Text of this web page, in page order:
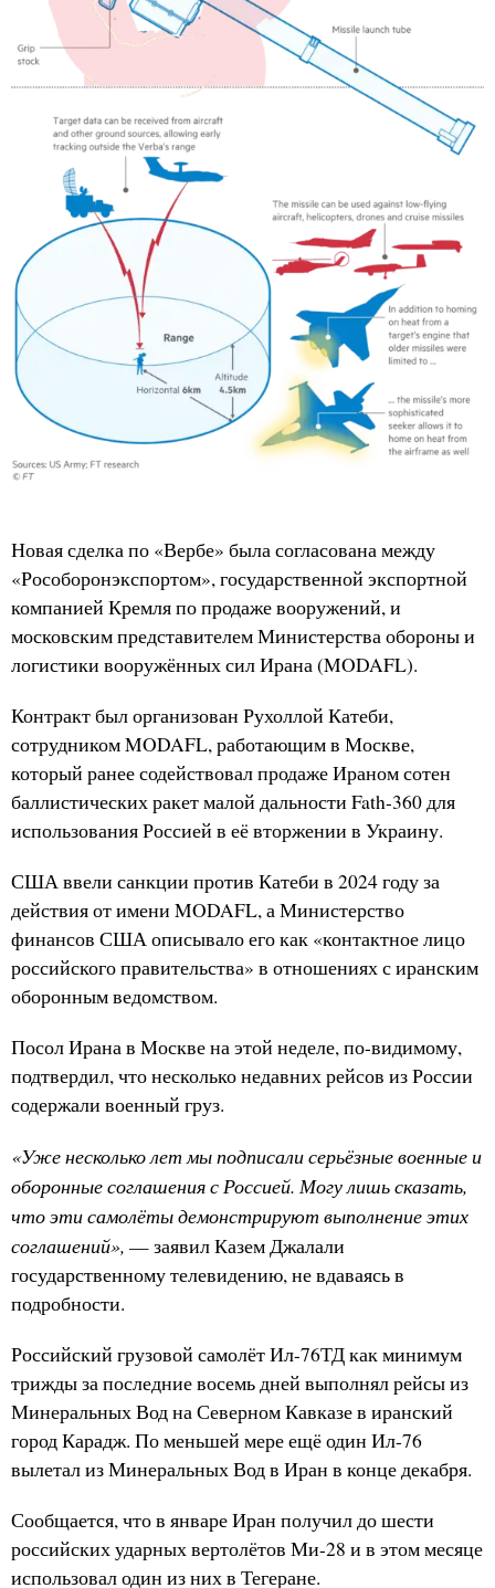
Новая сделка по «Вербе» была согласована между
«Рособоронэкспортом», государственной экспортной
компанией Кремля по продаже вооружений, и
московским представителем Министерства обороны и
логистики вооружённых сил Ирана (MODAFL).
Контракт был организован Рухоллой Катеби,
сотрудником MODAFL, работающим в Москве,
который ранее содействовал продаже Ираном сотен
баллистических ракет малой дальности Fath-360 для
использования Россией в её вторжении в Украину.
США ввели санкции против Катеби в 2024 году за
действия от имени MODAFL, а Министерство
финансов США описывало его как «контактное лицо
российского правительства» в отношениях с иранским
оборонным ведомством.
Посол Ирана в Москве на этой неделе, по-видимому,
подтвердил, что несколько недавних рейсов из России
содержали военный груз.
«Уже несколько лет мы подписали серьёзные военные и
оборонные соглашения с Россией. Могу лишь сказать,
что эти самолёты демонстрируют выполнение этих
соглашений», — заявил Казем Джалали
государственному телевидению, не вдаваясь в
подробности.
Российский грузовой самолёт Ил-76ТД как минимум
трижды за последние восемь дней выполнял рейсы из
Минеральных Вод на Северном Кавказе в иранский
город Карадж. По меньшей мере ещё один Ил-76
вылетал из Минеральных Вод в Иран в конце декабря.
Сообщается, что в январе Иран получил до шести
российских ударных вертолётов Ми-28 и в этом месяце
использовал один из них в Тегеране.